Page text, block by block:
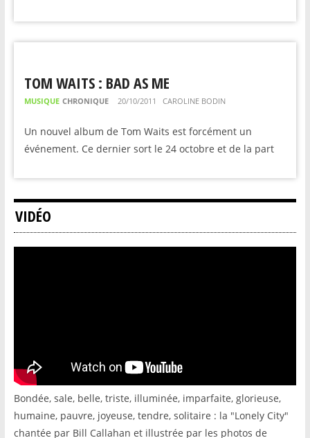
TOM WAITS : BAD AS ME
MUSIQUE CHRONIQUE 20/10/2011 CAROLINE BODIN
Un nouvel album de Tom Waits est forcément un
événement. Ce dernier sort le 24 octobre et de la part
VIDÉO
Bondée, sale, belle, triste, illuminée, imparfaite, glorieuse,
humaine, pauvre, joyeuse, tendre, solitaire : la "Lonely City"
chantée par Bill Callahan et illustrée par les photos de